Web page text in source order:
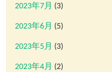
2023年7月 (3)
2023年6月 (5)
2023年5月 (3)
2023年4月 (2)